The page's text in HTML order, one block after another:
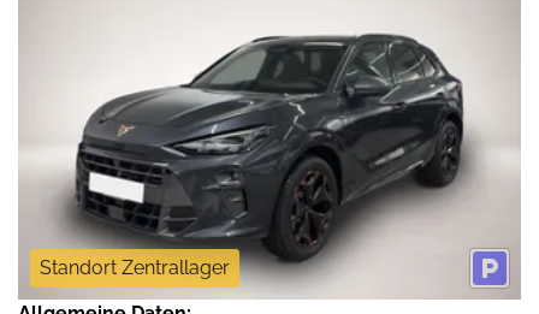
Standort Zentrallager